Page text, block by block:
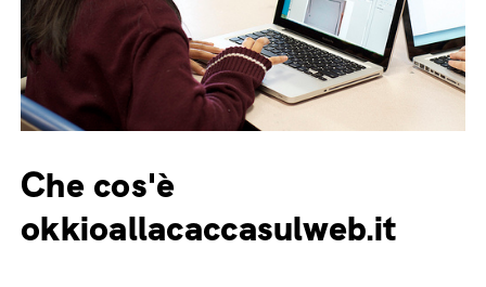
Che cos'è
okkioallacaccasulweb.it